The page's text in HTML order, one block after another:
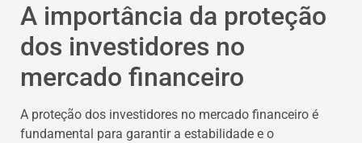
A importância da proteção
dos investidores no
mercado financeiro
A proteção dos investidores no mercado financeiro é
fundamental para garantir a estabilidade e o